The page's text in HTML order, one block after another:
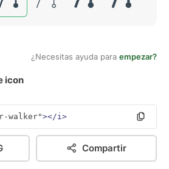
¿Necesitas ayuda para empezar?
icon
></i>
Compartir